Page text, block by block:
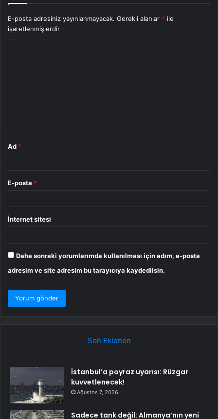
E-posta adresiniz yayınlanmayacak. Gerekli alanlar * ile
işaretlenmişlerdir
Ad *
E-posta *
İnternet sitesi
Daha sonraki yorumlarımda kullanılması için adım, e-posta
adresim ve site adresim bu tarayıcıya kaydedilsin.
Son Eklenen
İstanbul’a poyraz uyarısı: Rüzgar
kuvvetlenecek!
Ağustos 7, 2026
Sadece tank değil: Almanya’nın yeni